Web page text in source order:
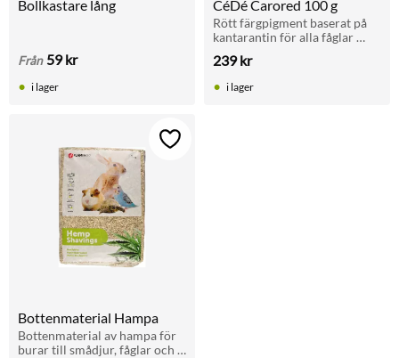
Bollkastare lång
Från 59kr
i lager
CéDé Carored 100 g
Rött färgpigment baserat på
kantarantin för alla fåglar
intensiv röd färg på
fjäderdräkten.
239kr
i lager
Bottenmaterial Hampa
Bottenmaterial av hampa för
burar till smådjur, fåglar och
Lägg till i favoriter